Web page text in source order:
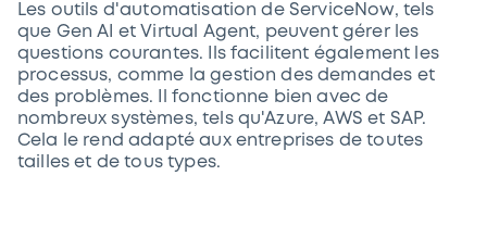
Les outils d'automatisation de ServiceNow, tels
que Gen AI et Virtual Agent, peuvent gérer les
questions courantes. Ils facilitent également les
processus, comme la gestion des demandes et
des problèmes. Il fonctionne bien avec de
nombreux systèmes, tels qu'Azure, AWS et SAP.
Cela le rend adapté aux entreprises de toutes
tailles et de tous types.